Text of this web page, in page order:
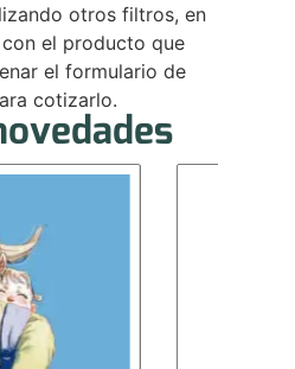
otros filtros, en
el producto que
el formulario de
cotizarlo.